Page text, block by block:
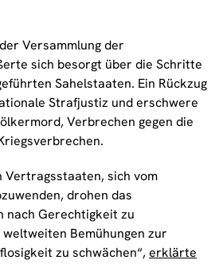
Versammlung der
sich besorgt über die Schritte
Sahelstaaten. Ein Rückzug
Strafjustiz und erschwere
Verbrechen gegen die
Vertragsstaaten, sich vom
drohen das
nach Gerechtigkeit zu
Bemühungen zur
zu schwächen“,erklärte